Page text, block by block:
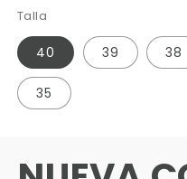
Talla
40 39 38
35